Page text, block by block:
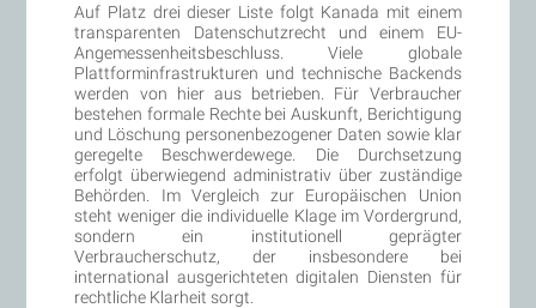
Auf Platz drei dieser Liste folgt Kanada mit einem
transparenten Datenschutzrecht und einem EU-
Angemessenheitsbeschluss. Viele globale
Plattforminfrastrukturen und technische Backends
werden von hier aus betrieben. Für Verbraucher
bestehen formale Rechte bei Auskunft, Berichtigung
und Löschung personenbezogener Daten sowie klar
geregelte Beschwerdewege. Die Durchsetzung
erfolgt überwiegend administrativ über zuständige
Behörden. Im Vergleich zur Europäischen Union
steht weniger die individuelle Klage im Vordergrund,
sondern ein institutionell geprägter
Verbraucherschutz, der insbesondere bei
international ausgerichteten digitalen Diensten für
rechtliche Klarheit sorgt.